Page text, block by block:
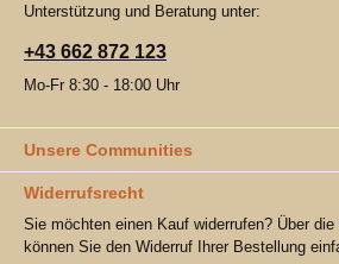
Unterstützung und Beratung unter:
+43 662 872 123
Mo-Fr 8:30 - 18:00 Uhr
Unsere Communities
Widerrufsrecht
Sie möchten einen Kauf widerrufen? Über
können Sie den Widerruf Ihrer Bestellung